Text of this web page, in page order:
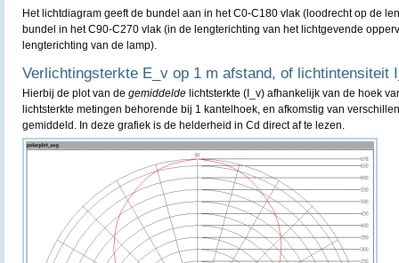
Het lichtdiagram geeft de bundel aan in het C0-C180 vlak (loodrecht op de
bundel in het C90-C270 vlak (in de lengterichting van het lichtgevende
lengterichting van de lamp).
Verlichtingsterkte E_v op 1 m afstand, of lichtintensiteit
Hierbij de plot van de gemiddelde lichtsterkte (I_v) afhankelijk van de hoek
lichtsterkte metingen behorende bij 1 kantelhoek, en afkomstig van
gemiddeld. In deze grafiek is de helderheid in Cd direct af te lezen.